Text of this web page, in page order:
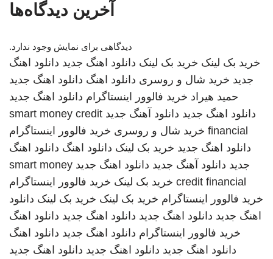
آخرین دیدگاه‌ها
دیدگاهی برای نمایش وجود ندارد.
خرید بک لینک خرید بک لینک دانلود اهنگ جدید دانلود اهنگ
جدید خرید شال و روسری دانلود اهنگ دانلود اهنگ جدید
حمید هیراد خرید فالوور اینستاگرام دانلود اهنگ جدید
دانلود اهنگ جدید دانلود آهنگ جدید smart money credit
financial خرید شال و روسری خرید فالوور اینستاگرام
دانلود اهنگ جدید خرید بک لینک دانلود اهنگ دانلود اهنگ
جدید دانلود آهنگ جدید دانلود اهنگ جدید smart money
credit financial خرید بک لینک خرید فالوور اینستاگرام
خرید فالوور اینستاگرام خرید بک لینک خرید بک لینک دانلود
اهنگ جدید دانلود اهنگ جدید دانلود اهنگ جدید دانلود اهنگ
خرید فالوور اینستاگرام دانلود اهنگ جدید دانلود اهنگ
دانلود اهنگ جدید دانلود اهنگ جدید دانلود اهنگ جدید